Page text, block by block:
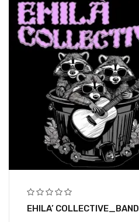
EHILA’ COLLECTIVE_BAND